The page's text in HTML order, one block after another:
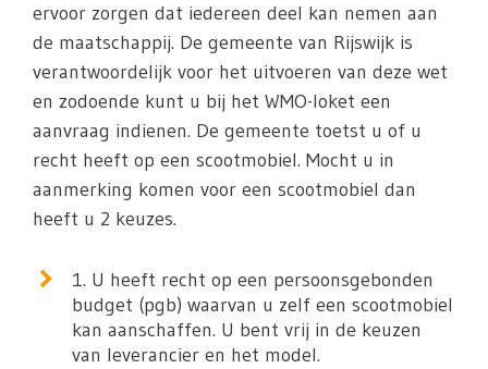
ervoor zorgen dat iedereen deel kan nemen aan
de maatschappij. De gemeente van Rijswijk is
verantwoordelijk voor het uitvoeren van deze wet
en zodoende kunt u bij het WMO-loket een
aanvraag indienen. De gemeente toetst u of u
recht heeft op een scootmobiel. Mocht u in
aanmerking komen voor een scootmobiel dan
heeft u 2 keuzes.
1. U heeft recht op een persoonsgebonden
budget (pgb) waarvan u zelf een scootmobiel
kan aanschaffen. U bent vrij in de keuzen
van leverancier en het model.